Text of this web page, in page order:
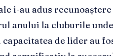
i-au adus
anului la cluburile
capacitatea de lider au